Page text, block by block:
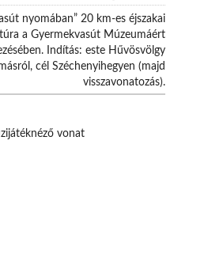
nyomában” 20 km-es éjszakai
a Gyermekvasút Múzeumáért
Indítás: este Hűvösvölgy
cél Széchenyihegyen (majd
visszavonatozás).